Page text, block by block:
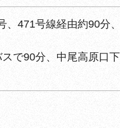
、471号線経由約90分
で90分、中尾高原口